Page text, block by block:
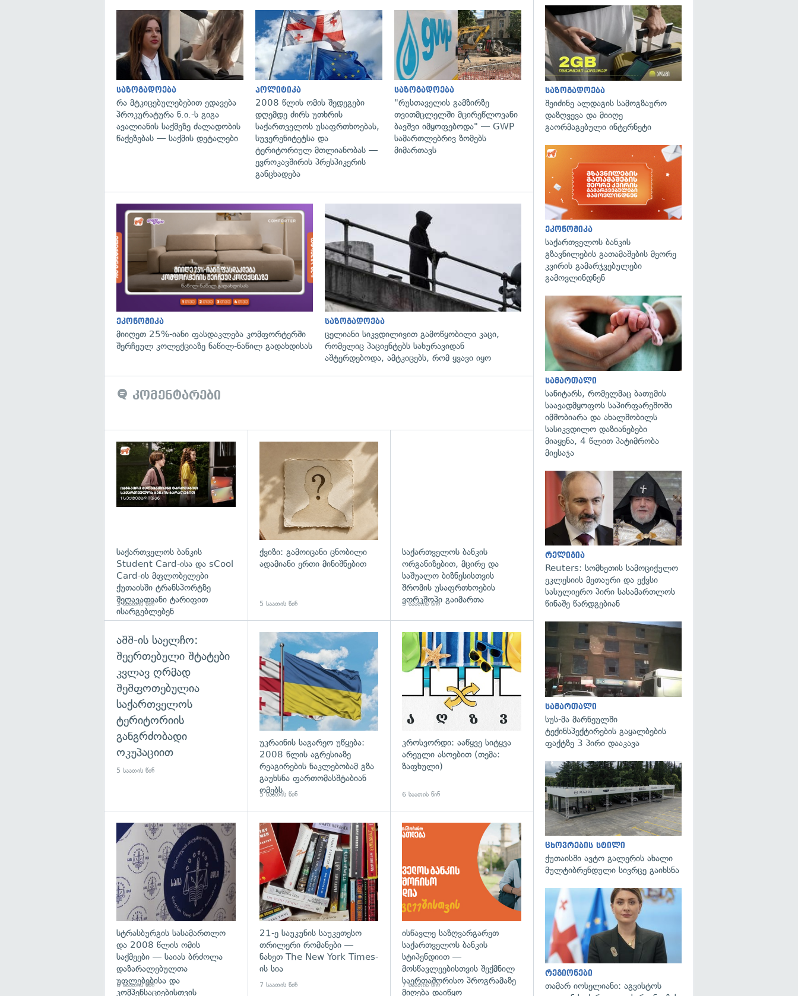
გადახედვა
საზოგადოება
რა მტკიცებულებებით ედავება
პროკურატურა ნ.ი.-ს გიგა
ავალიანის საქმეზე ძალადობის
წაქეზებას — საქმის დეტალები
გადახედვა
პოლიტიკა
2008 წლის ომის შედეგები
დღემდე ძირს უთხრის
საქართველოს უსაფრთხოებას,
სუვერენიტეტსა და
ტერიტორიულ მთლიანობას —
ევროკავშირის პრესპიკერის
განცხადება
გადახედვა
საზოგადოება
"რუსთაველის გამზირზე
თვითმცლელში მცირეწლოვანი
ბავშვი იმყოფებოდა" — GWP
სამართლებრივ ზომებს
მიმართავს
ეკონომიკა
მიიღეთ 25%-იანი ფასდაკლება კომფორტერში
შერჩეულ კოლექციაზე ნაწილ-ნაწილ გადახდისას
გადახედვა
საზოგადოება
ცელიანი სიკვდილივით გამოწყობილი კაცი,
რომელიც პაციენტებს სახურავიდან
აშტერდებოდა, ამტკიცებს, რომ ყვავი იყო
კომენტარები
საქართველოს ბანკის
Student Card-ისა და sCool
Card-ის მფლობელები
ქუთაისში ტრანსპორტზე
შეღავათიანი ტარიფით
ისარგებლებენ
3 საათის წინ
ქვიზი: გამოიცანი ცნობილი
ადამიანი ერთი მინიშნებით
5 საათის წინ
საქართველოს ბანკის
ორგანიზებით, მცირე და
საშუალო ბიზნესისთვის
შრომის უსაფრთხოების
ვორკშოპი გაიმართა
5 საათის წინ
აშშ-ის საელჩო:
შეერთებული შტატები
კვლავ ღრმად
შეშფოთებულია
საქართველოს
ტერიტორიის
განგრძობადი
ოკუპაციით
5 საათის წინ
გადახედვა
უკრაინის საგარეო უწყება:
2008 წლის აგრესიაზე
რეაგირების ნაკლებობამ გზა
გაუხსნა ფართომასშტაბიან
ომებს
5 საათის წინ
კროსვორდი: ააწყვე სიტყვა
არეული ასოებით (თემა:
ზაფხული)
6 საათის წინ
გადახედვა
სტრასბურგის სასამართლო
და 2008 წლის ომის
საქმეები — საიას ბრძოლა
დაზარალებულთა
უფლებებისა და
კომპენსაციებისთვის
6 საათის წინ
გადახედვა
21-ე საუკუნის საუკეთესო
თრილერი რომანები —
ნახეთ The New York Times-
ის სია
7 საათის წინ
ისწავლე საზღვარგარეთ
საქართველოს ბანკის
სტიპენდიით —
მოსწავლეებისთვის შექმნილ
საერთაშორისო პროგრამაზე
მიღება დაიწყო
7 საათის წინ
საზოგადოება
შეიძინე ალდაგის სამოგზაურო
დაზღვევა და მიიღე
გაორმაგებული ინტერნეტი
ეკონომიკა
საქართველოს ბანკის
გზავნილების გათამაშების მეორე
კვირის გამარჯვებულები
გამოვლინდნენ
სამართალი
სანიტარს, რომელმაც ბათუმის
საავადმყოფოს საპირფარეშოში
იმშობიარა და ახალშობილს
სასიკვდილო დაზიანებები
მიაყენა, 4 წლით პატიმრობა
მიესაჯა
რელიგია
Reuters: სომხეთის სამოციქულო
ეკლესიის მეთაური და ექვსი
სასულიერო პირი სასამართლოს
წინაშე წარდგებიან
სამართალი
სუს-მა მარნეულში
ტექინსპექტირების გაყალბების
ფაქტზე 3 პირი დააკავა
ცხოვრების სტილი
ქუთაისში ავტო გალერის ახალი
მულტიბრენდული სივრცე გაიხსნა
რეგიონები
თამარ იოსელიანი: აგვისტოს